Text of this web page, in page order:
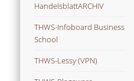
HandelsblattARCHIV
THWS-Infoboard Business
School
THWS-Lessy (VPN)